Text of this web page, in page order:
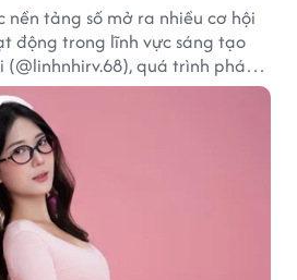
tảng số mở ra nhiều cơ hội
động trong lĩnh vực sáng tạo
(@linhnhirv.68), quá trình phát
xã hội được kết hợp cùng
và hoạt động hướng đến cộng
trong các lĩnh vực beauty,
thời tham gia một số chương
đến truyền thông và thương